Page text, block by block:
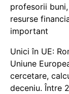
profesorii
resurse
important
Unici în UE:
Uniune
cercetare,
deceniu. Între